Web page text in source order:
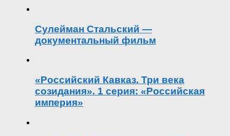
Сулейман Стальский —
документальный фильм
«Российский Кавказ. Три века
созидания». 1 серия: «Российская
империя»